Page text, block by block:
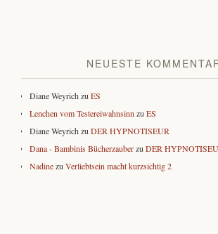
NEUESTE
Diane Weyrich zu ES
Lenchen vom Testereiwahnsinn zu ES
Diane Weyrich zu DER HYPNOTISEUR
Dana - Bambinis Bücherzauberzu DER
Nadinezu Verliebtsein macht kurzsichtig 2